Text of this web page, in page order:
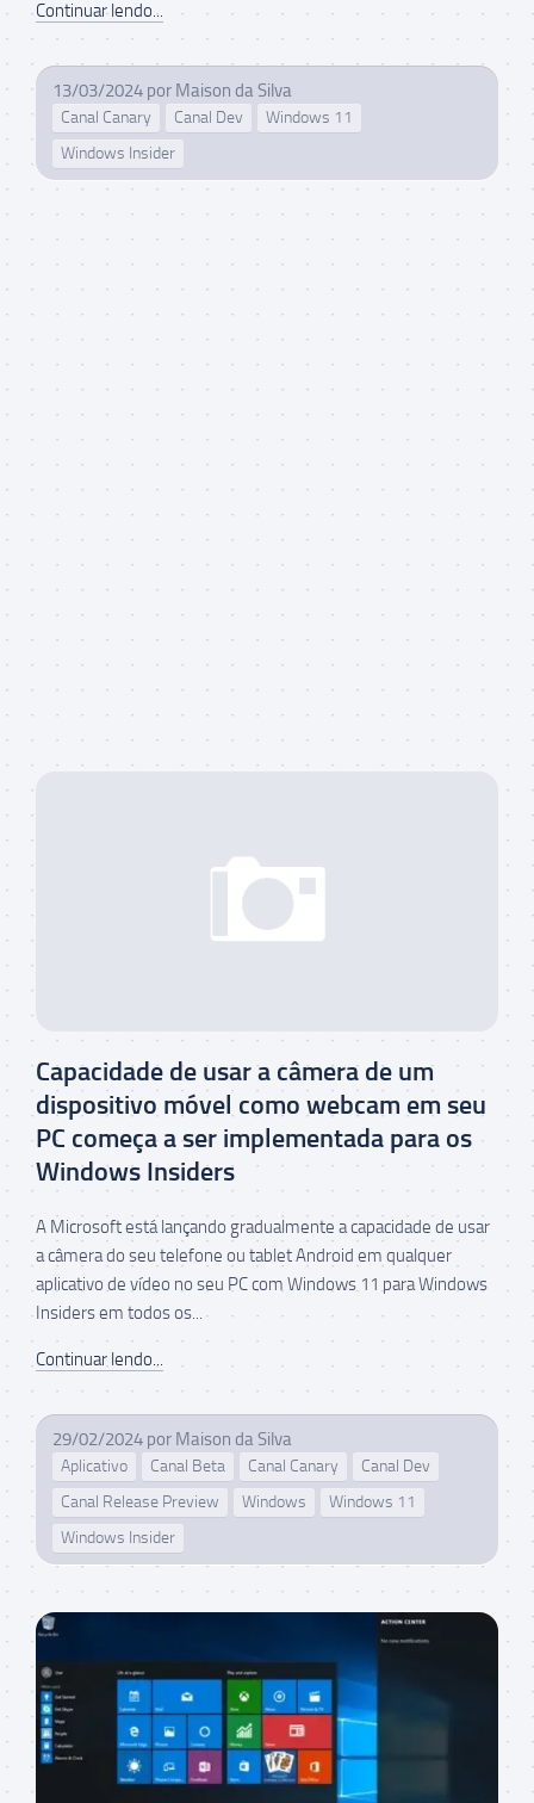
Continuar lendo...
13/03/2024 por Maison da Silva
Canal Canary Canal Dev
Windows 11
Windows Insider
Capacidade de usar a câmera de um
dispositivo móvel como webcam em seu
PC começa a ser implementada para os
Windows Insiders
A Microsoft está lançando gradualmente a capacidade de usar
a câmera do seu telefone ou tablet Android em qualquer
aplicativo de vídeo no seu PC com Windows 11 para Windows
Insiders em todos os...
Continuar lendo...
29/02/2024 por Maison da Silva
Aplicativo Canal Beta Canal Canary
Canal Dev
Canal Release Preview
Windows
Windows 11
Windows Insider